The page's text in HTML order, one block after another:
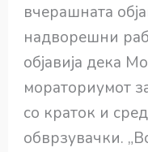
вчерашната
надворешни
објавија дека
мораториумот
со краток и
обврзувачки.